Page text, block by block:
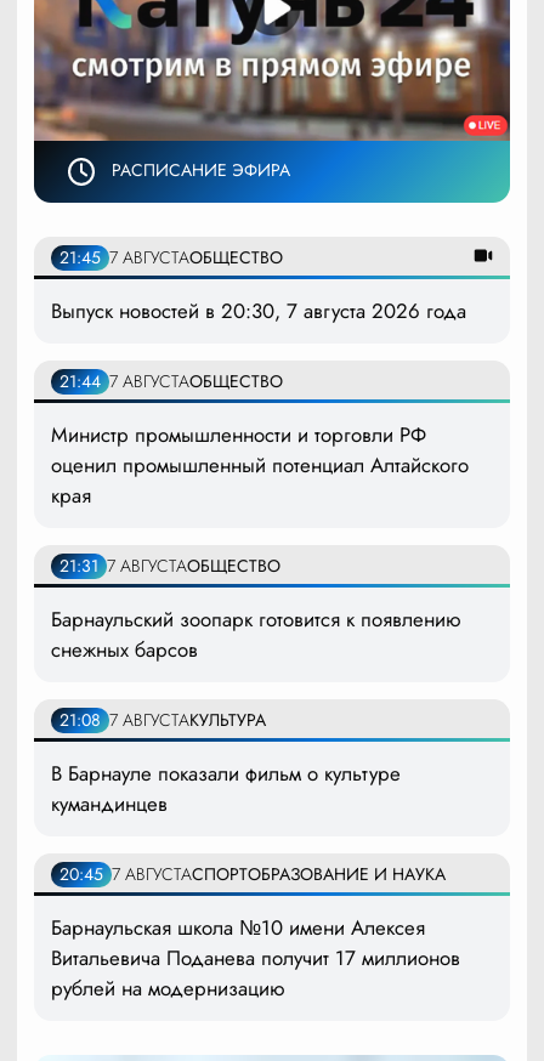
РАСПИСАНИЕ ЭФИРА
21:45 7 АВГУСТАОБЩЕСТВО
Выпуск новостей в 20:30, 7 августа 2026 года
21:44 7 АВГУСТАОБЩЕСТВО
Министр промышленности и торговли РФ
оценил промышленный потенциал Алтайского
края
21:31 7 АВГУСТАОБЩЕСТВО
Барнаульский зоопарк готовится к появлению
снежных барсов
21:08 7 АВГУСТАКУЛЬТУРА
В Барнауле показали фильм о культуре
кумандинцев
20:45 7 АВГУСТАСПОРТОБРАЗОВАНИЕ И НАУКА
Барнаульская школа №10 имени Алексея
Витальевича Поданева получит 17 миллионов
рублей на модернизацию